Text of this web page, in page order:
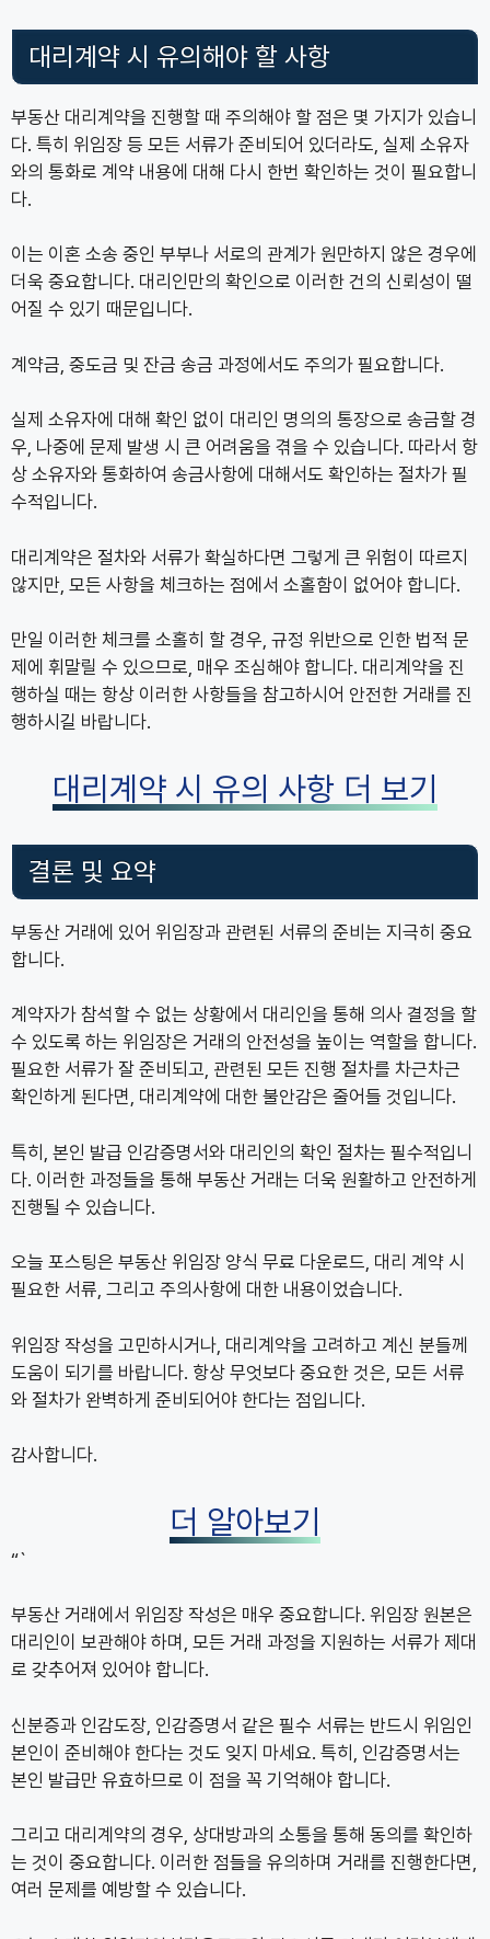
대리계약 시 유의해야 할 사항
부동산 대리계약을 진행할 때 주의해야 할 점은 몇 가지가 있습니
다. 특히 위임장 등 모든 서류가 준비되어 있더라도, 실제 소유자
와의 통화로 계약 내용에 대해 다시 한번 확인하는 것이 필요합니
다.
이는 이혼 소송 중인 부부나 서로의 관계가 원만하지 않은 경우에
더욱 중요합니다. 대리인만의 확인으로 이러한 건의 신뢰성이 떨
어질 수 있기 때문입니다.
계약금, 중도금 및 잔금 송금 과정에서도 주의가 필요합니다.
실제 소유자에 대해 확인 없이 대리인 명의의 통장으로 송금할 경
우, 나중에 문제 발생 시 큰 어려움을 겪을 수 있습니다. 따라서 항
상 소유자와 통화하여 송금사항에 대해서도 확인하는 절차가 필
수적입니다.
대리계약은 절차와 서류가 확실하다면 그렇게 큰 위험이 따르지
않지만, 모든 사항을 체크하는 점에서 소홀함이 없어야 합니다.
만일 이러한 체크를 소홀히 할 경우, 규정 위반으로 인한 법적 문
제에 휘말릴 수 있으므로, 매우 조심해야 합니다. 대리계약을 진
행하실 때는 항상 이러한 사항들을 참고하시어 안전한 거래를 진
행하시길 바랍니다.
대리계약 시 유의 사항 더 보기
결론 및 요약
부동산 거래에 있어 위임장과 관련된 서류의 준비는 지극히 중요
합니다.
계약자가 참석할 수 없는 상황에서 대리인을 통해 의사 결정을 할
수 있도록 하는 위임장은 거래의 안전성을 높이는 역할을 합니다.
필요한 서류가 잘 준비되고, 관련된 모든 진행 절차를 차근차근
확인하게 된다면, 대리계약에 대한 불안감은 줄어들 것입니다.
특히, 본인 발급 인감증명서와 대리인의 확인 절차는 필수적입니
다. 이러한 과정들을 통해 부동산 거래는 더욱 원활하고 안전하게
진행될 수 있습니다.
오늘 포스팅은 부동산 위임장 양식 무료 다운로드, 대리 계약 시
필요한 서류, 그리고 주의사항에 대한 내용이었습니다.
위임장 작성을 고민하시거나, 대리계약을 고려하고 계신 분들께
도움이 되기를 바랍니다. 항상 무엇보다 중요한 것은, 모든 서류
와 절차가 완벽하게 준비되어야 한다는 점입니다.
감사합니다.
더 알아보기
“`
부동산 거래에서 위임장 작성은 매우 중요합니다. 위임장 원본은
대리인이 보관해야 하며, 모든 거래 과정을 지원하는 서류가 제대
로 갖추어져 있어야 합니다.
신분증과 인감도장, 인감증명서 같은 필수 서류는 반드시 위임인
본인이 준비해야 한다는 것도 잊지 마세요. 특히, 인감증명서는
본인 발급만 유효하므로 이 점을 꼭 기억해야 합니다.
그리고 대리계약의 경우, 상대방과의 소통을 통해 동의를 확인하
는 것이 중요합니다. 이러한 점들을 유의하며 거래를 진행한다면,
여러 문제를 예방할 수 있습니다.